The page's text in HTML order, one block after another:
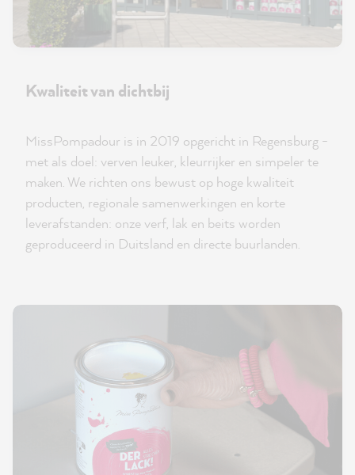
Kwaliteit van dichtbij
MissPompadour is in 2019 opgericht in Regensburg -
met als doel: verven leuker, kleurrijker en simpeler te
maken. We richten ons bewust op hoge kwaliteit
producten, regionale samenwerkingen en korte
leverafstanden: onze verf, lak en beits worden
geproduceerd in Duitsland en directe buurlanden.